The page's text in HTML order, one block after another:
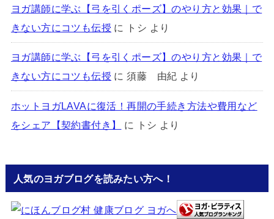
ヨガ講師に学ぶ【弓を引くポーズ】のやり方と効果｜で
きない方にコツも伝授 に トシ より
ヨガ講師に学ぶ【弓を引くポーズ】のやり方と効果｜で
きない方にコツも伝授 に須藤 由紀 より
ホットヨガLAVAに復活！再開の手続き方法や費用など
をシェア【契約書付き】
に トシ より
人気のヨガブログを読みたい方へ！